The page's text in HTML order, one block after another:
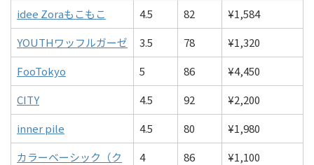
idee Zoraもこもこ
4.5 82
¥1,584
YOUTHワッフルガーゼ
3.5 78
¥1,320
FooTokyo
5 86
¥4,450
CITY
4.5 92
¥2,200
inner pile
4.5 80
¥1,980
カラーベーシック（ク
4 86 ¥1,100